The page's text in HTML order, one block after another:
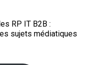
RP IT B2B :
sujets médiatiques